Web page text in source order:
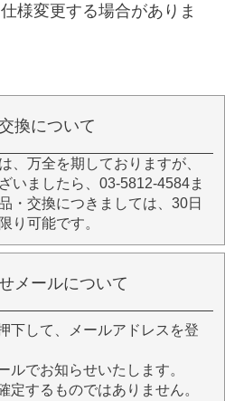
様変更する場合がありま
換について
、万全を期しておりますが、
いましたら、03-5812-4584ま
・交換につきましては、30日
り可能です。
メールについて
下して、メールアドレスを登
ルでお知らせいたします。
定するものではありません。